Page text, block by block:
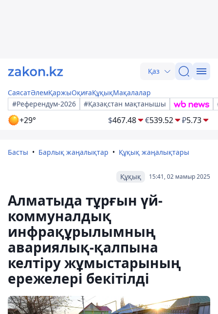
Қаз
СаясатӘлемҚаржыОқиғаҚұқықМақалалар
#Референдум-2026
#Қазақстан мақтанышы
+29° $467.48 €539.52 ₽5.73
Басты Барлық жаңалықтар Құқық жаңалықтары
15:41, 02 мамыр 2025
Құқық
Алматыда тұрғын үй-
коммуналдық
инфрақұрылымның
авариялық-қалпына
келтіру жұмыстарының
ережелері бекітілді